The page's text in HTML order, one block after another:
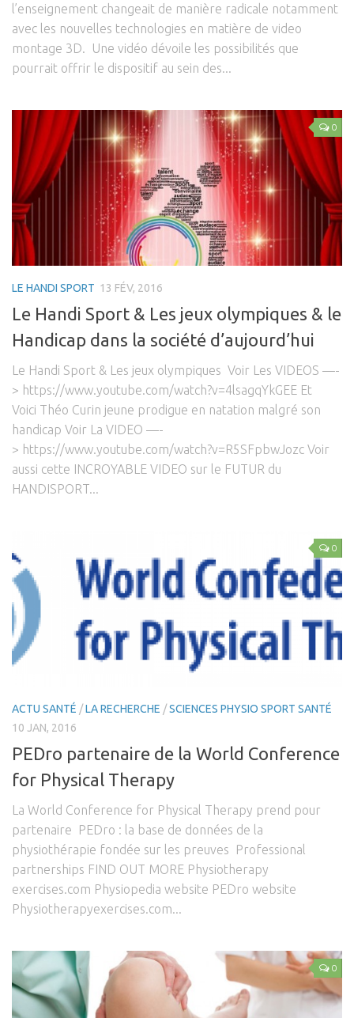
l’enseignement changeait de manière radicale notamment
avec les nouvelles technologies en matière de video
montage 3D. Une vidéo dévoile les possibilités que
pourrait offrir le dispositif au sein des...
0
LE HANDI SPORT 13 FÉV, 2016
Le Handi Sport & Les jeux olympiques & le
Handicap dans la société d’aujourd’hui
Le Handi Sport & Les jeux olympiques Voir Les VIDEOS —-
> https://www.youtube.com/watch?v=4lsagqYkGEE Et
Voici Théo Curin jeune prodigue en natation malgré son
handicap Voir La VIDEO —-
> https://www.youtube.com/watch?v=R5SFpbwJozc Voir
aussi cette INCROYABLE VIDEO sur le FUTUR du
HANDISPORT...
0
ACTU SANTÉ /LA RECHERCHE /SCIENCES PHYSIO SPORT SANTÉ
10 JAN, 2016
PEDro partenaire de la World Conference
for Physical Therapy
La World Conference for Physical Therapy prend pour
partenaire PEDro : la base de données de la
physiothérapie fondée sur les preuves Professional
partnerships FIND OUT MORE Physiotherapy
exercises.com Physiopedia website PEDro website
Physiotherapyexercises.com...
0